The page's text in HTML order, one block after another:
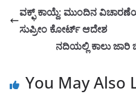
ವಕ್ಫ್ ಕಾಯ್ದೆ: ಮುಂದಿನ
ಸುಪ್ರೀಂ ಕೋರ್ಟ್ ಆದೇಶ
ನದಿಯಲ್ಲಿ ಕಾಲು ಜಾರಿ
You May Also